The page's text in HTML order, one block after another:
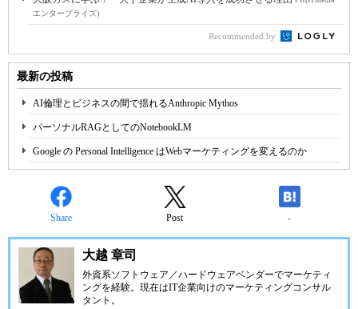
エンタープライズ)
Recommended by
最新の投稿
AI倫理とビジネスの間で揺れるAnthropic Mythos
パーソナルRAGとしてのNotebookLM
Google の Personal Intelligence はWebマーケティングを変えるのか
Share Post -
大越 章司
外資系ソフトウェア／ハードウェアベンダーでマーケティ
ングを経験。現在はIT企業向けのマーケティングコンサル
タント。